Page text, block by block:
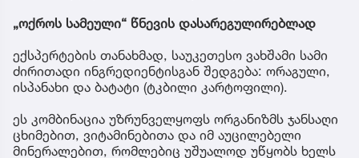
„ოქროს სამეული“ წნევის დასარეგულირებლად
ექსპერტების თანახმად, საუკეთესო ვახშამი სამი
ძირითადი ინგრედიენტისგან შედგება: ორაგული,
ისპანახი და ბატატი (ტკბილი კარტოფილი).
ეს კომბინაცია უზრუნველყოფს ორგანიზმს ჯანსაღი
ცხიმებით, ვიტამინებითა და იმ აუცილებელი
მინერალებით, რომლებიც უშუალოდ უწყობს ხელს